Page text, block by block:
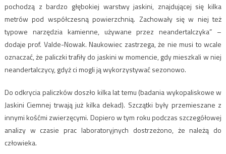
pochodzą z bardzo głębokiej warstwy jaskini, znajdującej się kilka
metrów pod współczesną powierzchnią. Zachowały się w niej też
typowe narzędzia kamienne, używane przez neandertalczyka” –
dodaje prof. Valde-Nowak. Naukowiec zastrzega, że nie musi to wcale
oznaczać, że paliczki trafiły do jaskini w momencie, gdy mieszkali w niej
neandertalczycy, gdyż ci mogli ją wykorzystywać sezonowo.
Do odkrycia paliczków doszło kilka lat temu (badania wykopaliskowe w
Jaskini Ciemnej trwają już kilka dekad). Szczątki były przemieszane z
innymi kośćmi zwierzęcymi. Dopiero w tym roku podczas szczegółowej
analizy w czasie prac laboratoryjnych dostrzeżono, że należą do
człowieka.